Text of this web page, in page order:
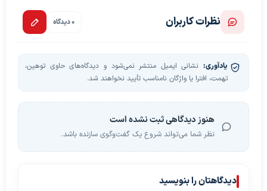
نظرات کاربران 0 دیدگاه
یادآوری: نشانی ایمیل منتشر نمی‌شود و دیدگاه‌های حاوی توهین،
تهمت، افترا یا واژگان نامناسب تأیید نخواهند شد.
هنوز دیدگاهی ثبت نشده است
نظر شما می‌تواند شروع یک گفت‌وگوی سازنده باشد.
دیدگاهتان را بنویسید